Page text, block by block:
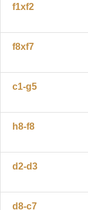
f1xf2
f8xf7
c1-g5
h8-f8
d2-d3
d8-c7